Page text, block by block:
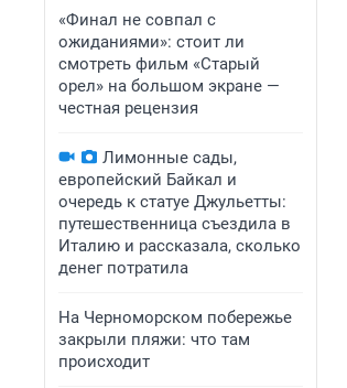
«Финал не совпал с
ожиданиями»: стоит ли
смотреть фильм «Старый
орел» на большом экране —
честная рецензия
Лимонные сады,
европейский Байкал и
очередь к статуе Джульетты:
путешественница съездила в
Италию и рассказала, сколько
денег потратила
На Черноморском побережье
закрыли пляжи: что там
происходит